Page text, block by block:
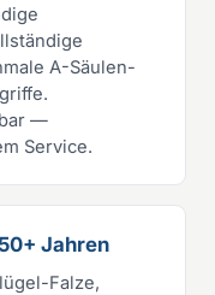
A-Säulen-
—
Service.
Jahren
Falze,